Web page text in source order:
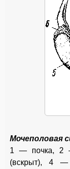
Мочеполовая
1 — почка, 2
(вскрыт), 4 —